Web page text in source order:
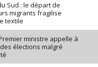
Sud : le départ de
migrants fragilise
textile
ministre appelle à
élections malgré